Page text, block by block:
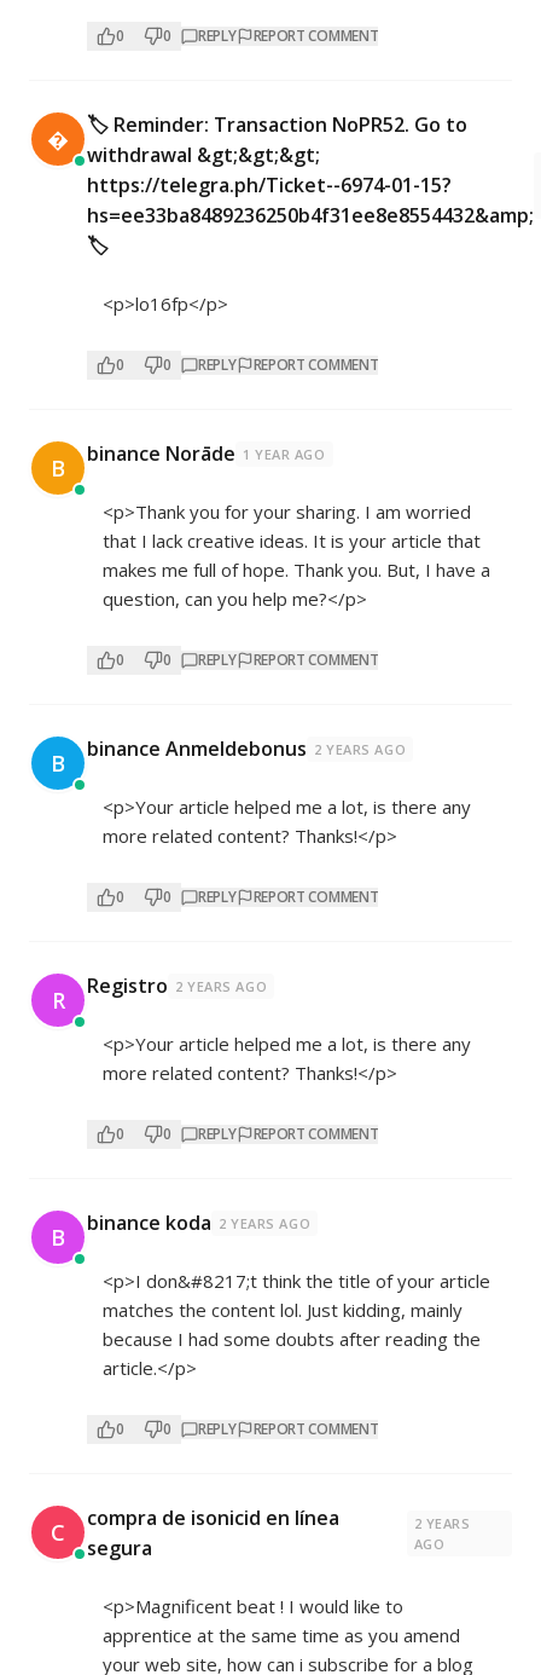
0 0 REPLY REPORT COMMENT

🏷 Reminder: Transaction NoPR52. Go to
withdrawal &gt;&gt;&gt;
https://telegra.ph/Ticket--6974-01-15?
hs=ee33ba8489236250b4f31ee8e8554432&amp;
🏷
<p>lo16fp</p>
0 0 REPLY REPORT COMMENT
B binance Norāde 1 YEAR AGO
<p>Thank you for your sharing. I am worried
that I lack creative ideas. It is your article that
makes me full of hope. Thank you. But, I have a
question, can you help me?</p>
0 0 REPLY REPORT COMMENT
B binance Anmeldebonus 2 YEARS AGO
<p>Your article helped me a lot, is there any
more related content? Thanks!</p>
0 0 REPLY REPORT COMMENT
R Registro 2 YEARS AGO
<p>Your article helped me a lot, is there any
more related content? Thanks!</p>
0 0 REPLY REPORT COMMENT
B binance koda 2 YEARS AGO
<p>I don&#8217;t think the title of your article
matches the content lol. Just kidding, mainly
because I had some doubts after reading the
article.</p>
0 0 REPLY REPORT COMMENT
C
compra de isonicid en línea
segura
2 YEARS
AGO
<p>Magnificent beat ! I would like to
apprentice at the same time as you amend
your web site, how can i subscribe for a blog